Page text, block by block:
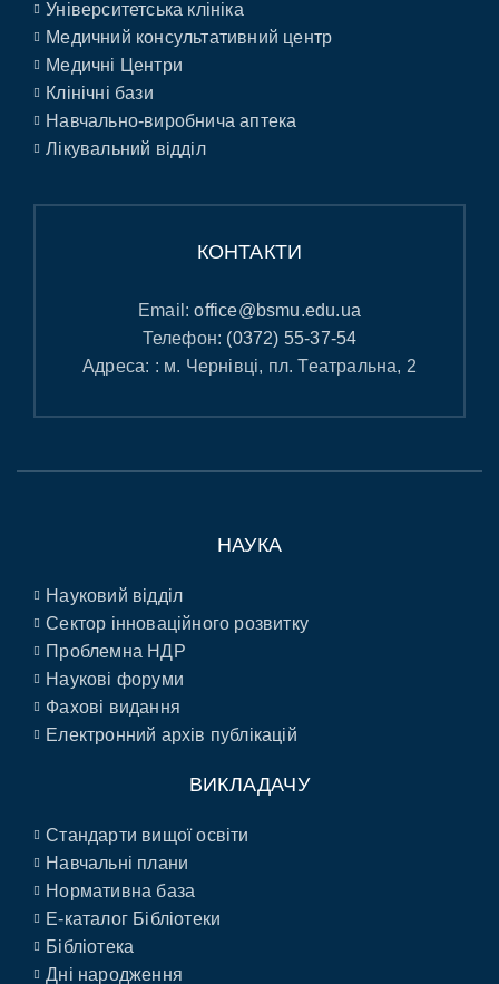
Університетська клініка
Медичний консультативний центр
Медичні Центри
Клінічні бази
Навчально-виробнича аптека
Лікувальний відділ
КОНТАКТИ
Email:office@bsmu.edu.ua
Телефон: (0372) 55-37-54
Адреса: : м. Чернівці, пл. Театральна, 2
НАУКА
Науковий відділ
Сектор інноваційного розвитку
Проблемна НДР
Наукові форуми
Фахові видання
Електронний архів публікацій
ВИКЛАДАЧУ
Стандарти вищої освіти
Навчальні плани
Нормативна база
E-каталог Бібліотеки
Бібліотека
Дні народження